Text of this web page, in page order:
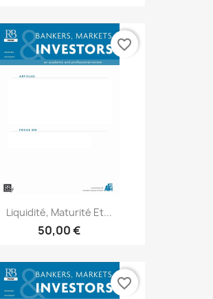
Liquidité, Maturité Et...
50,00 €
favorite_border
favorite_border